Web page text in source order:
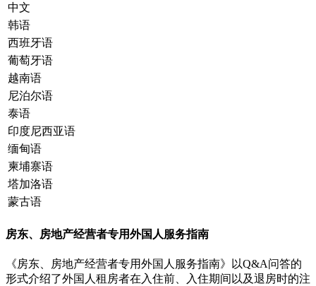
中文
韩语
西班牙语
葡萄牙语
越南语
尼泊尔语
泰语
印度尼西亚语
缅甸语
柬埔寨语
塔加洛语
蒙古语
房东、房地产经营者专用外国人服务指南
《房东、房地产经营者专用外国人服务指南》以Q&A问答的
形式介绍了外国人租房者在入住前、入住期间以及退房时的注